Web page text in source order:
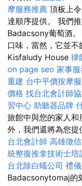
摩服務推薦 頂板上
達順序提供。 我們
Badacsony葡萄酒
口味，當然，它並
Kisfaludy House 律
on page seo 家事服
重建 台中平價按摩
價格 找台北會計師
習中心 助聽器品牌
旅館中與您的家人和
外，我們還將為您提
台北會計師 高雄徵
統整復推拿技術士培
台北除白蟻公司 禮
Badacsonytomaj的